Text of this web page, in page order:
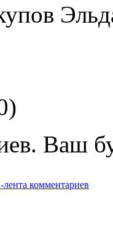
Ваш
лента комментариев